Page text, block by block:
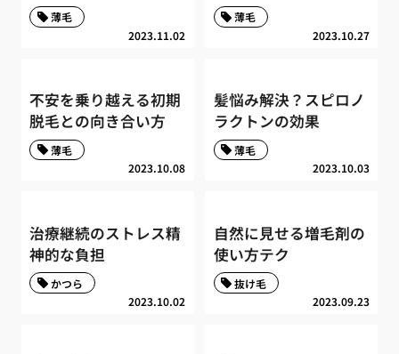
2023.11.02
薄毛
2023.10.27
薄毛
不安を乗り越える初期
脱毛との向き合い方
2023.10.08
薄毛
髪悩み解決？スピロノ
ラクトンの効果
2023.10.03
薄毛
治療継続のストレス精
神的な負担
2023.10.02
かつら
自然に見せる増毛剤の
使い方テク
2023.09.23
抜け毛